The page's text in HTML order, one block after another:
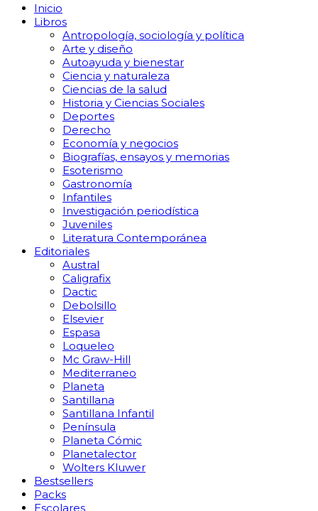
Inicio
Libros
Antropología, sociología y política
Arte y diseño
Autoayuda y bienestar
Ciencia y naturaleza
Ciencias de la salud
Historia y Ciencias Sociales
Deportes
Derecho
Economía y negocios
Biografías, ensayos y memorias
Esoterismo
Gastronomía
Infantiles
Investigación periodística
Juveniles
Literatura Contemporánea
Editoriales
Austral
Caligrafix
Dactic
Debolsillo
Elsevier
Espasa
Loqueleo
Mc Graw-Hill
Mediterraneo
Planeta
Santillana
Santillana Infantil
Península
Planeta Cómic
Planetalector
Wolters Kluwer
Bestsellers
Packs
Escolares